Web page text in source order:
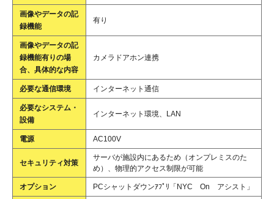
画像やデータの記
録機能
有り
画像やデータの記
録機能有りの場
合、具体的な内容
カメラドアホン連携
必要な通信環境 インターネット通信
必要なシステム・
設備
インターネット環境、LAN
電源 AC100V
セキュリティ対策
サーバが施設内にあるため（オンプレミスのた
め）、物理的アクセス制限が可能
オプション PCシャットダウンｱﾌﾟﾘ「NYC On アシスト」